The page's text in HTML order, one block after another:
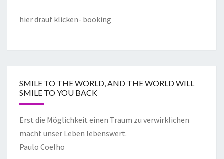
hier drauf klicken- booking
SMILE TO THE WORLD, AND THE WORLD WILL
SMILE TO YOU BACK
Erst die Möglichkeit einen Traum zu verwirklichen
macht unser Leben lebenswert.
Paulo Coelho